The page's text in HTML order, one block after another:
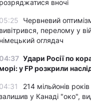
розряджатися вночі
05:25
Червневий
вивітрився, перелому у
німецький оглядач
04:37 Удари Росії по
у FP розкрили
04:31
214 мільйонів
у Канаді "око",